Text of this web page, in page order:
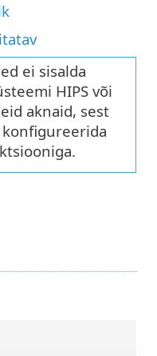
ei sisalda
HIPS või
aknaid, sest